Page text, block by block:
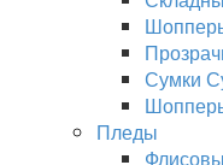
Сумки
Пледы